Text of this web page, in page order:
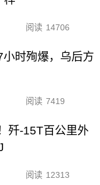
阅读 14706
时殉爆，乌后方
阅读 7419
歼-15T百公里外
阅读 12313